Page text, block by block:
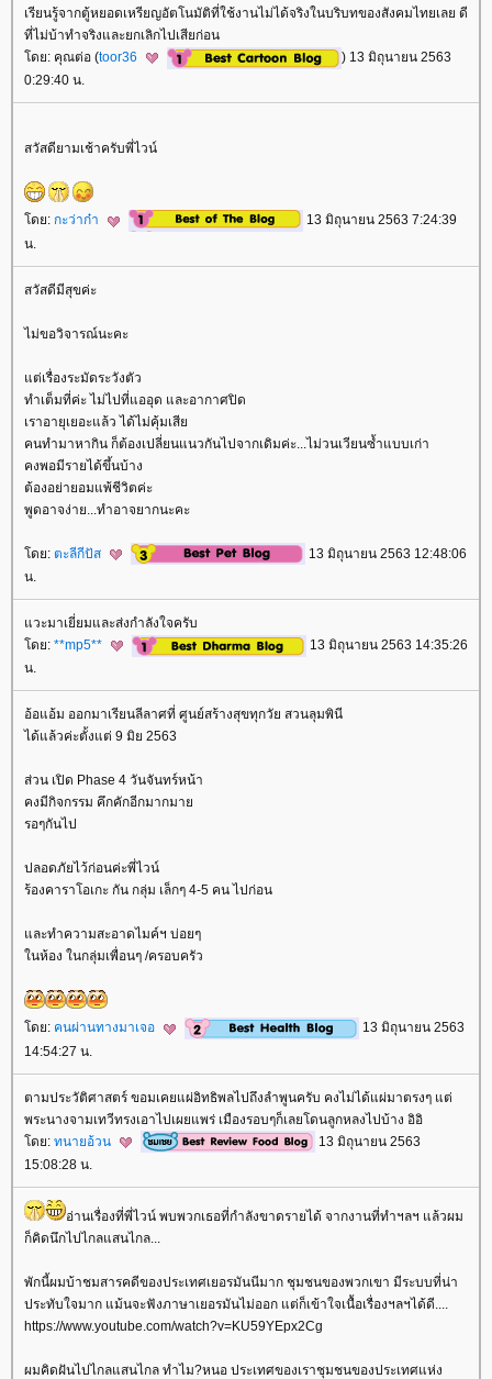
เรียนรู้จากตู้หยอดเหรียญอัตโนมัติที่ใช้งานไม่ได้จริงในบริบทของสังคมไทยเลย ดี
ที่ไม่บ้าทำจริงและยกเลิกไปเสียก่อน
ดย: คุณต่อ (toor36
) 13 มิถุนายน 2563
0:29:40 น.
สวัสดียามเช้าครับพี่ไวน์
ดย: กะว่าก๋า
13 มิถุนายน 2563 7:24:39
น.
สวัสดีมีสุขค่ะ
ไม่ขอวิจารณ์นะคะ
ต่เรื่องระมัดระวังตัว
ทำเต็มที่ค่ะ ไม่ไปที่แออุด และอากาศปิด
เราอายุเยอะแล้ว ได้ไม่คุ้มเสี
คนทำมาหากิน ก็ต้องเปลี่ยนแนวกันไปจากเดิมค่ะ...ไม่วนเวียนซ้ำแบบเก่า
คงพอมีรายได้ขึ้นบ้าง
ต้องอย่ายอมแพ้ชีวิตค่ะ
พูดอาจง่าย...ทำอาจยากนะคะ
ดย: ตะลีกีปัส
13 มิถุนายน 2563 12:48:06
น.
วะมาเยี่ยมและส่งกำลังใจครับ
ดย: **mp5**
13 มิถุนายน 2563 14:35:26
น.
อ้อแอ้ม ออกมาเรียนลีลาศที่ ศูนย์สร้างสุขทุกวัย สวนลุมพินี
ได้แล้วค่ะตั้งแต่ 9 มิย 2563
ส่วน เปิด Phase 4 วันจันทร์หน้า
คงมีกิจกรรม คึกคักอีกมากมา
รอๆกันไป
ปลอดภัยไว้ก่อนค่ะพี่ไวน์
ร้องคาราโอเกะ กัน กลุ่ม เล็กๆ 4-5 คน ไปก่อน
ละทำความสะอาดไมค์ฯ บ่อยๆ
นห้อง ในกลุ่มเพื่อนๆ /ครอบครัว
ดย: คนผ่านทางมาเจอ
13 มิถุนายน 2563
14:54:27 น.
ตามประวัติศาสตร์ ขอมเคยแผ่อิทธิพลไปถึงลำพูนครับ คงไม่ได้แผ่มาตรงๆ แต่
พระนางจามเทวีทรงเอาไปเผยแพร่ เมืองรอบๆก็เลยโดนลูกหลงไปบ้าง อิอิ
ดย: ทนายอ้วน
13 มิถุนายน 2563
15:08:28 น.
อ่านเรื่องที่พี่ไวน์ พบพวกเธอที่กำลังขาดรายได้ จากงานที่ทำฯลฯ แล้วผม
ก็คิดนึกไปไกลแสนไกล...
พักนี้ผมบ้าชมสารคดีของประเทศเยอรมันนีมาก ชุมชนของพวกเขา มีระบบที่น่า
ประทับใจมาก แม้นจะฟังภาษาเยอรมันไม่ออก แต่ก็เข้าใจเนื้อเรื่องฯลฯได้ดี....
https://www.youtube.com/watch?v=KU59YEpx2Cg
ผมคิดฝันไปไกลแสนไกล ทำไม?หนอ ประเทศของเราชุมชนของประเทศแห่ง